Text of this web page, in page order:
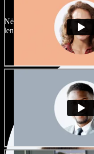
Nėra dviejų vienodų
lengvai juos prisitaikykite.